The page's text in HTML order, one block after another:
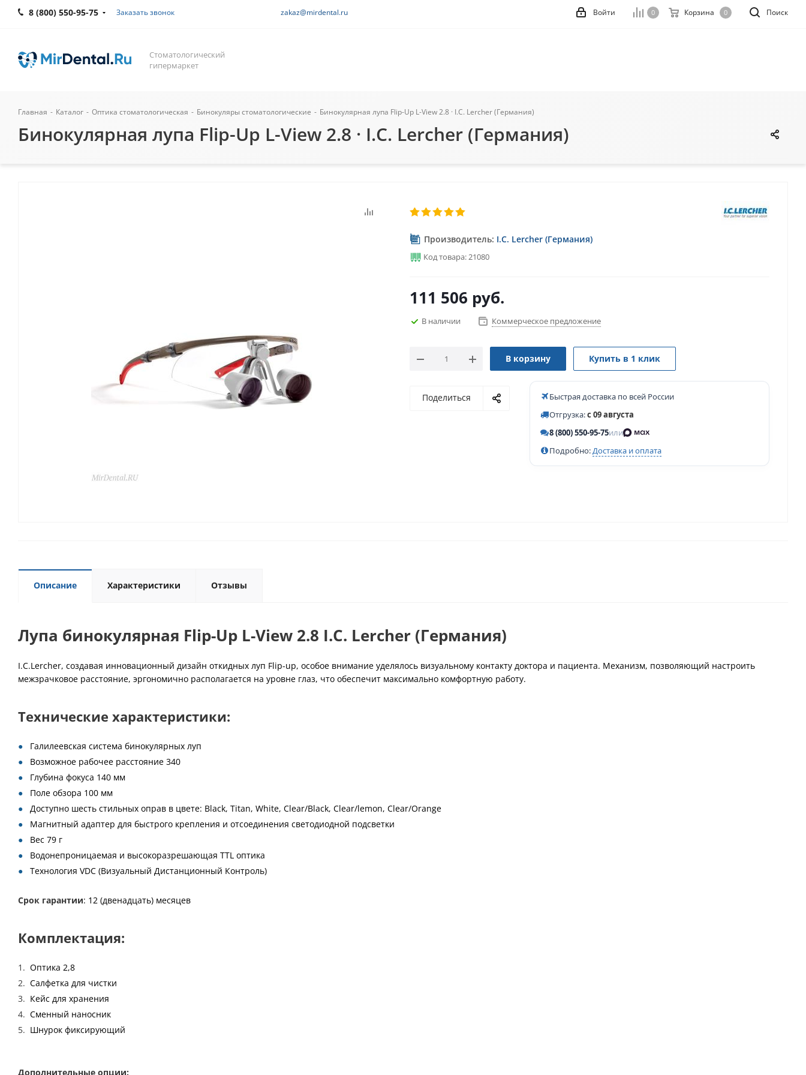
8 (800) 550-95-75 Заказать звонок zakaz@mirdental.ru Поиск
0 Корзина 0
Войти
Стоматологический
гипермаркет
Главная - Каталог - Оптика стоматологическая - Бинокуляры стоматологические - Бинокулярная лупа Flip-Up L-View 2.8 · I.C. Lercher (Германия)
Бинокулярная лупа Flip-Up L-View 2.8 · I.C. Lercher (Германия)
Производитель: I.C. Lercher (Германия)
Код товара: 21080
111 506 руб.
В наличии Коммерческое предложение
В корзину Купить в 1 клик
Поделиться
Быстрая доставка по всей России
Отгрузка:с 09 августа
8 (800) 550-95-75или
Подробно:Доставка и оплата
Описание Характеристики Отзывы
Лупа бинокулярная Flip-Up L-View 2.8 I.C. Lercher (Германия)
I.C.Lercher, создавая инновационный дизайн откидных луп Flip-up, особое внимание уделялось визуальному контакту доктора и пациента. Механизм, позволяющий настроить
межзрачковое расстояние, эргономично располагается на уровне глаз, что обеспечит максимально комфортную работу.
Технические характеристики:
Галилеевская система бинокулярных луп
Возможное рабочее расстояние 340
Глубина фокуса 140 мм
Поле обзора 100 мм
Доступно шесть стильных оправ в цвете: Black, Titan, White, Clear/Black, Clear/lemon, Clear/Orange
Магнитный адаптер для быстрого крепления и отсоединения светодиодной подсветки
Вес 79 г
Водонепроницаемая и высокоразрешающая TTL оптика
Технология VDC (Визуальный Дистанционный Контроль)
Срок гарантии: 12 (двенадцать) месяцев
Комплектация:
Оптика 2,8
Салфетка для чистки
Кейс для хранения
Сменный наносник
Шнурок фиксирующий
Дополнительные опции: